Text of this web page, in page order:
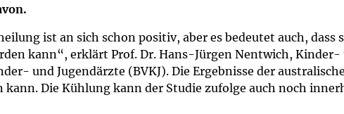
Impfsicherheit
Häufige Fragen
Recht auf Impfung
Notdienste
Empfehlungen zum Bildschirmmediengebrauch
Hörlexikon
Material zu den Vorsorgen
ist an sich schon positiv, aber es bedeutet auch,
kann“, erklärt Prof. Dr. Hans-Jürgen Nentwich,
und Jugendärzte (BVKJ). Die Ergebnisse der
Die Kühlung kann der Studie zufolge auch noch